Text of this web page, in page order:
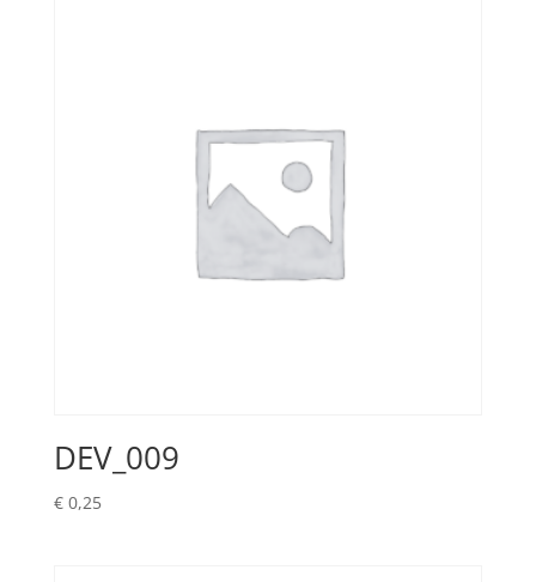
DEV_009
€0,25